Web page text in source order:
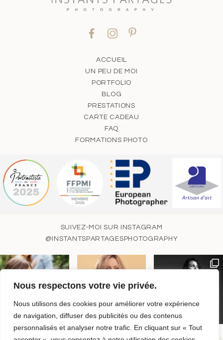
Nous respectons votre vie privée.
Nous utilisons des cookies pour améliorer votre expérience
de navigation, diffuser des publicités ou des contenus
personnalisés et analyser notre trafic. En cliquant sur « Tout
ACCUEIL
UN PEU DE MOI
PORTFOLIO
BLOG
PRESTATIONS
CARTE CADEAU
FAQ
FORMATIONS PHOTO
SUIVEZ-MOI SUR INSTAGRAM
@INSTANTSPARTAGESPHOTOGRAPHY